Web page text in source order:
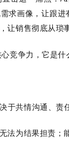
求画像，让跟
让销售彻底从琐
竞争力，它是什
共情沟通、责
法为结果担责；